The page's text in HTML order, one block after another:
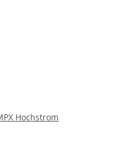
Hochstrom